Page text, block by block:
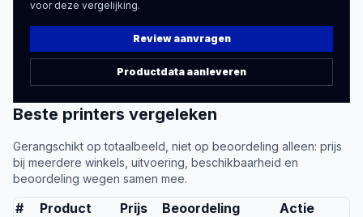
voor deze vergelijking.
Review aanvragen
Productdata aanleveren
Beste printers vergeleken
Gerangschikt op totaalbeeld, niet op beoordeling alleen: prijs
bij meerdere winkels, uitvoering, beschikbaarheid en
beoordeling wegen samen mee.
# Product Prijs Beoordeling Actie